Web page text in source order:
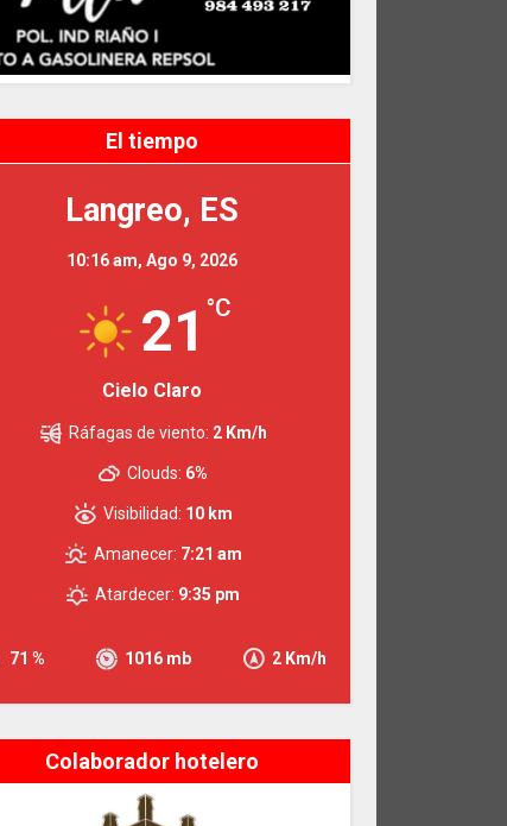
El tiempo
Langreo, ES
10:16 am, Ago 9, 2026
21 °C
Cielo Claro
71 % 1016 mb 2 Km/h
Ráfagas de viento: 2 Km/h
Clouds: 6%
Visibilidad: 10 km
Amanecer: 7:21 am
Atardecer: 9:35 pm
Colaborador hotelero